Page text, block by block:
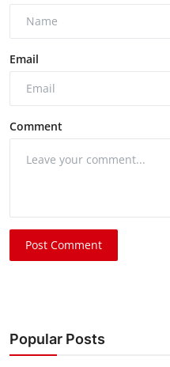
Email
Comment
Post Comment
Popular Posts